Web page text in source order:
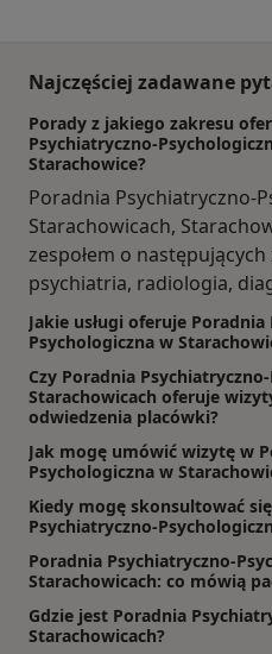
Najczęściej zadawane
Porady z jakiego zakresu
Psychiatryczno-
Starachowice?
Poradnia Psychiatryczno-
Starachowicach,
zespołem o
psychiatria, radiologia,
Jakie usługi oferuje
Psychologiczna w
Czy Poradnia
Starachowicach oferuje
odwiedzenia placówki?
Jak mogę umówić wizytę w
Psychologiczna w
Kiedy mogę skonsultować
Psychiatryczno-
Poradnia Psychiatryczno-
Starachowicach: co mówią
Gdzie jest Poradnia
Starachowicach?